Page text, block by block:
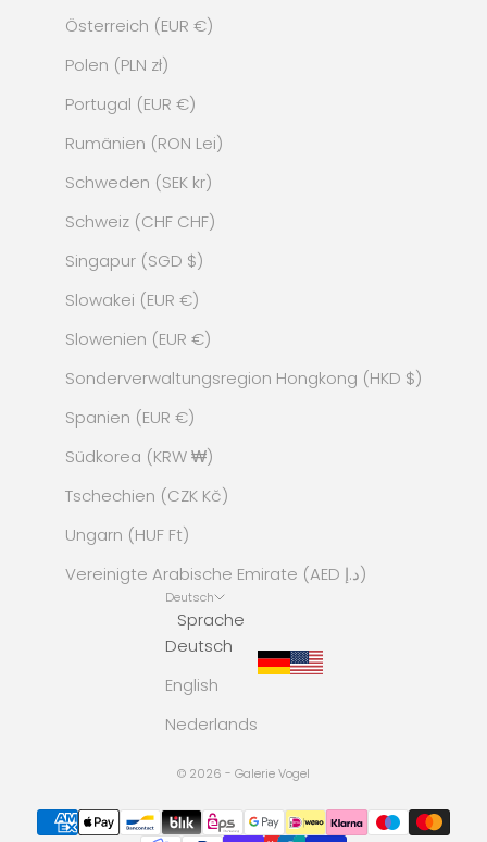
Österreich (EUR €)
Polen (PLN zł)
Portugal (EUR €)
Rumänien (RON Lei)
Schweden (SEK kr)
Schweiz (CHF CHF)
Singapur (SGD $)
Slowakei (EUR €)
Slowenien (EUR €)
Sonderverwaltungsregion Hongkong (HKD $)
Spanien (EUR €)
Südkorea (KRW ₩)
Tschechien (CZK Kč)
Ungarn (HUF Ft)
Vereinigte Arabische Emirate (AED د.إ)
Deutsch
Sprache
Deutsch
English
Nederlands
© 2026 - Galerie Vogel